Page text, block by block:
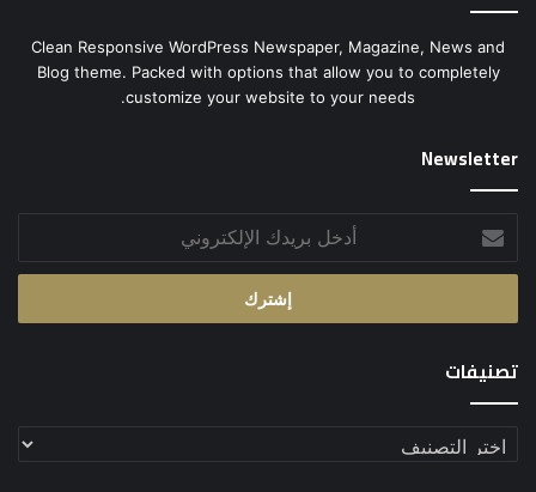
Clean Responsive WordPress Newspaper, Magazine, News and
Blog theme. Packed with options that allow you to completely
customize your website to your needs.
Newsletter
بريدك
الإلكتروني
تصنيفات
تصنيفات